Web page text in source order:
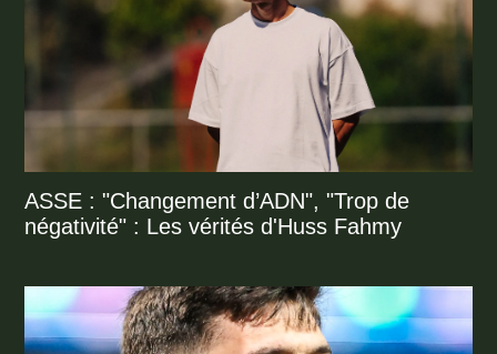
ASSE : "Changement d’ADN", "Trop de
négativité" : Les vérités d'Huss Fahmy